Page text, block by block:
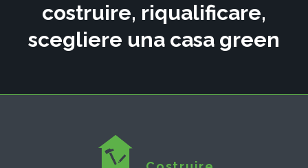
costruire, riqualificare,
scegliere una casa green